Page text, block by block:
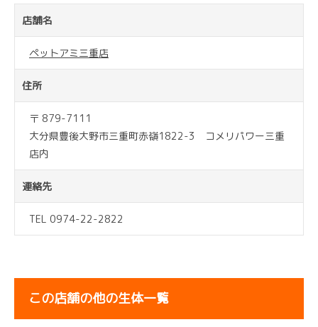
店舗名
ペットアミ三重店
住所
〒 879-7111
大分県豊後大野市三重町赤嶺1822-3 コメリパワー三重
店内
連絡先
TEL 0974-22-2822
この店舗の他の生体一覧